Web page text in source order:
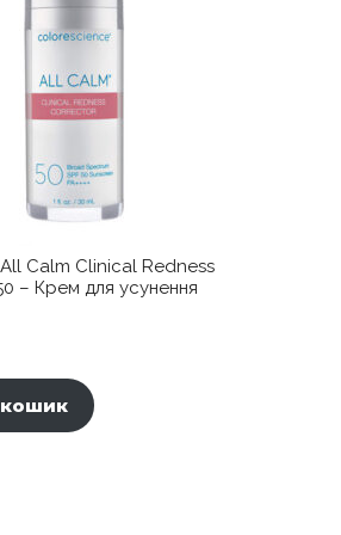
Calm Clinical Redness
– Крем для усунення